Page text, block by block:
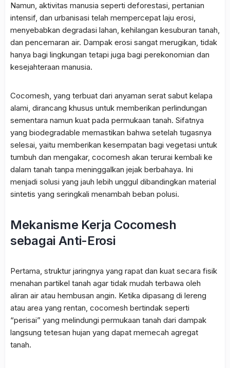
Namun, aktivitas manusia seperti deforestasi, pertanian
intensif, dan urbanisasi telah mempercepat laju erosi,
menyebabkan degradasi lahan, kehilangan kesuburan tanah,
dan pencemaran air. Dampak erosi sangat merugikan, tidak
hanya bagi lingkungan tetapi juga bagi perekonomian dan
kesejahteraan manusia.
Cocomesh, yang terbuat dari anyaman serat sabut kelapa
alami, dirancang khusus untuk memberikan perlindungan
sementara namun kuat pada permukaan tanah. Sifatnya
yang biodegradable memastikan bahwa setelah tugasnya
selesai, yaitu memberikan kesempatan bagi vegetasi untuk
tumbuh dan mengakar, cocomesh akan terurai kembali ke
dalam tanah tanpa meninggalkan jejak berbahaya. Ini
menjadi solusi yang jauh lebih unggul dibandingkan material
sintetis yang seringkali menambah beban polusi.
Mekanisme Kerja Cocomesh
sebagai Anti-Erosi
Pertama, struktur jaringnya yang rapat dan kuat secara fisik
menahan partikel tanah agar tidak mudah terbawa oleh
aliran air atau hembusan angin. Ketika dipasang di lereng
atau area yang rentan, cocomesh bertindak seperti
“perisai” yang melindungi permukaan tanah dari dampak
langsung tetesan hujan yang dapat memecah agregat
tanah.